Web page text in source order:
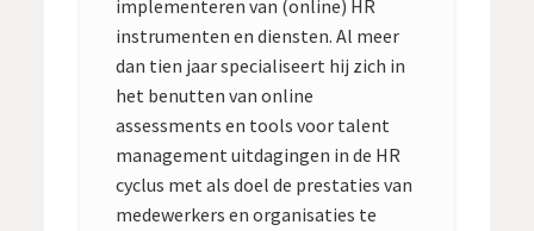
implementeren van (online) HR
instrumenten en diensten. Al meer
dan tien jaar specialiseert hij zich in
het benutten van online
assessments en tools voor talent
management uitdagingen in de HR
cyclus met als doel de prestaties van
medewerkers en organisaties te